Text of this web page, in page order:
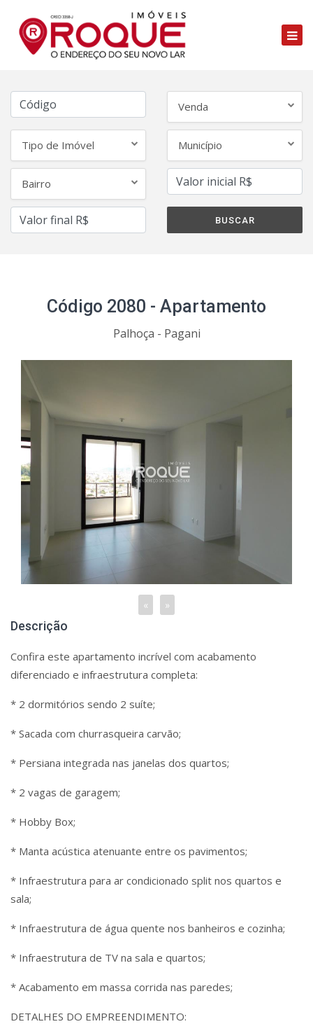
Venda
Tipo de Imóvel Município
Bairro
Código 2080 - Apartamento
Palhoça - Pagani
« »
Descrição
Confira este apartamento incrível com acabamento
diferenciado e infraestrutura completa:
* 2 dormitórios sendo 2 suíte;
* Sacada com churrasqueira carvão;
* Persiana integrada nas janelas dos quartos;
* 2 vagas de garagem;
* Hobby Box;
* Manta acústica atenuante entre os pavimentos;
* Infraestrutura para ar condicionado split nos quartos e
sala;
* Infraestrutura de água quente nos banheiros e cozinha;
* Infraestrutura de TV na sala e quartos;
* Acabamento em massa corrida nas paredes;
DETALHES DO EMPREENDIMENTO: